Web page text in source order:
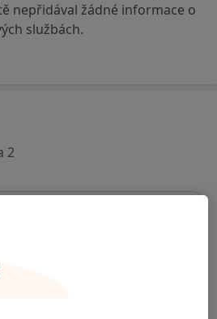
nepřidával žádné informace o
službách.
2
mapu